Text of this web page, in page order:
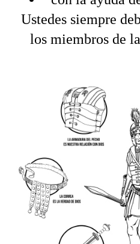
Ustedes siempre
los miembros de